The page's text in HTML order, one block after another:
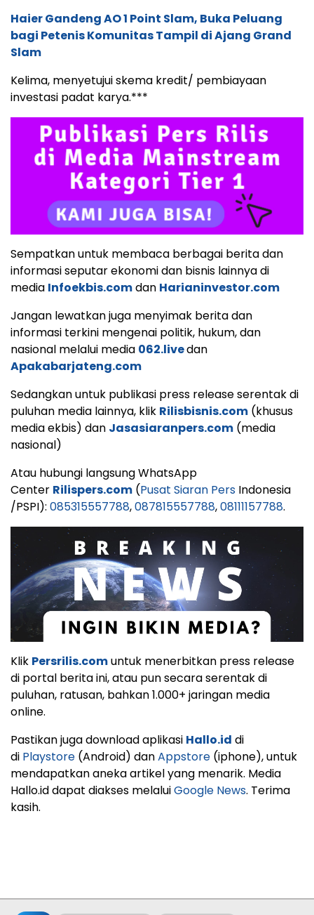
Haier Gandeng AO 1 Point Slam, Buka Peluang
bagi Petenis Komunitas Tampil di Ajang Grand
Slam
Kelima, menyetujui skema kredit/ pembiayaan
investasi padat karya.***
Sempatkan untuk membaca berbagai berita dan
informasi seputar ekonomi dan bisnis lainnya di
media Infoekbis.comdan Harianinvestor.com
Jangan lewatkan juga menyimak berita dan
informasi terkini mengenai politik, hukum, dan
nasional melalui media 062.livedan
Apakabarjateng.com
Sedangkan untuk publikasi press release serentak di
puluhan media lainnya, klik Rilisbisnis.com (khusus
media ekbis) dan Jasasiaranpers.com (media
nasional)
Atau hubungi langsung WhatsApp
Center Rilispers.com (Pusat Siaran Pers Indonesia
/PSPI): 085315557788,087815557788,08111157788.
Klik Persrilis.comuntuk menerbitkan press release
di portal berita ini, atau pun secara serentak di
puluhan, ratusan, bahkan 1.000+ jaringan media
online.
Pastikan juga download aplikasi Hallo.id di
di Playstore (Android) danAppstore (iphone), untuk
mendapatkan aneka artikel yang menarik. Media
Hallo.id dapat diakses melaluiGoogle News. Terima
kasih.